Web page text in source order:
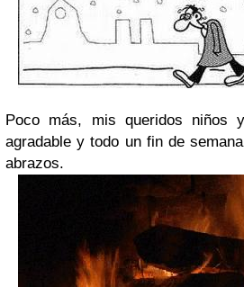
Poco más, mis queridos niños
agradable y todo un fin de
abrazos.